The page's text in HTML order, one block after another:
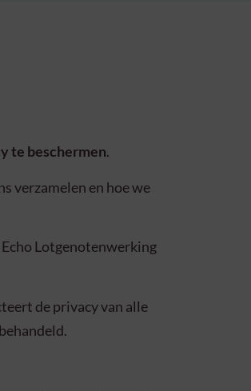
te beschermen.
verzamelen en hoe we
Lotgenotenwerking
de privacy van alle